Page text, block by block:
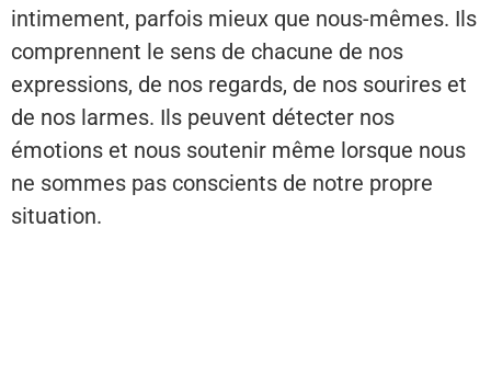
intimement, parfois mieux que nous-mêmes. Ils
comprennent le sens de chacune de nos
expressions, de nos regards, de nos sourires et
de nos larmes. Ils peuvent détecter nos
émotions et nous soutenir même lorsque nous
ne sommes pas conscients de notre propre
situation.